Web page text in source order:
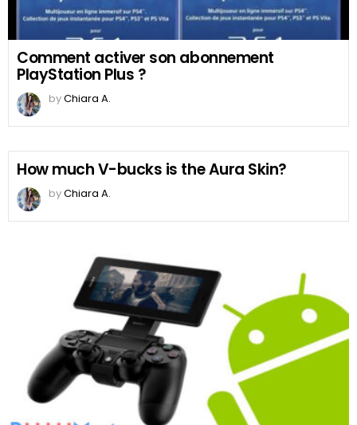
Comment activer son abonnement
PlayStation Plus ?
byChiara A.
How much V-bucks is the Aura Skin?
byChiara A.